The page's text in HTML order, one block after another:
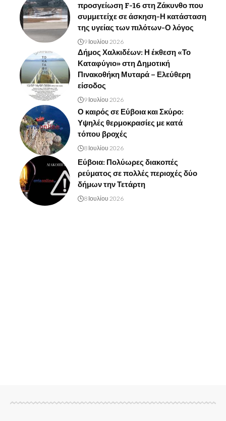
προσγείωση F-16 στη Ζάκυνθο που
συμμετείχε σε άσκηση-Η κατάσταση
της υγείας των πιλότων-Ο λόγος
9 Ιουλίου 2026
Δήμος Χαλκιδέων: Η έκθεση «Το
Καταφύγιο» στη Δημοτική
Πινακοθήκη Μυταρά – Ελεύθερη
είσοδος
9 Ιουλίου 2026
Ο καιρός σε Εύβοια και Σκύρο:
Υψηλές θερμοκρασίες με κατά
τόπου βροχές
8 Ιουλίου 2026
Εύβοια: Πολύωρες διακοπές
ρεύματος σε πολλές περιοχές δύο
δήμων την Τετάρτη
8 Ιουλίου 2026